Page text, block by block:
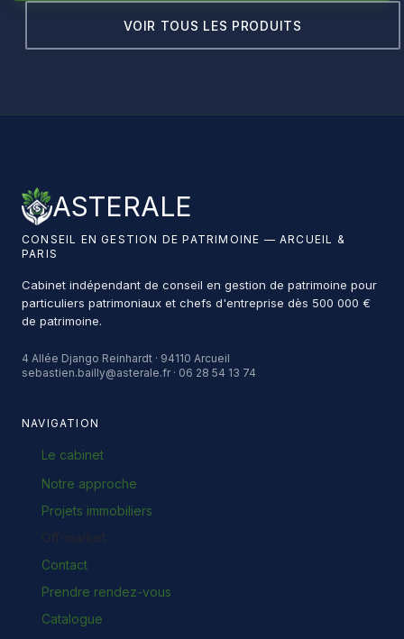
VOIR TOUS LES PRODUITS
ASTERALE
CONSEIL EN GESTION DE PATRIMOINE — ARCUEIL &
PARIS
Cabinet indépendant de conseil en gestion de patrimoine pour
particuliers patrimoniaux et chefs d'entreprise dès 500 000 €
de patrimoine.
4 Allée Django Reinhardt · 94110 Arcueil
sebastien.bailly@asterale.fr · 06 28 54 13 74
NAVIGATION
Le cabinet
Notre approche
Projets immobiliers
Contact
Prendre rendez-vous
Catalogue